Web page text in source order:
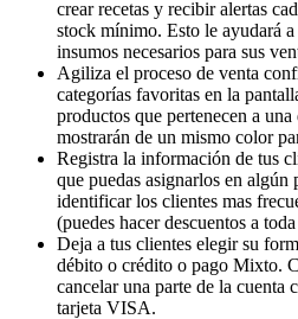
crear recetas y recibir alertas
stock mínimo. Esto le ayudará
insumos necesarios para sus
Agiliza el proceso de venta
categorías favoritas en la
productos que pertenecen a
mostrarán de un mismo color
Registra la información de tus
que puedas asignarlos en
identificar los clientes mas
(puedes hacer descuentos a
Deja a tus clientes elegir su
débito o crédito o pago Mixto.
cancelar una parte de la cuenta
tarjeta VISA.